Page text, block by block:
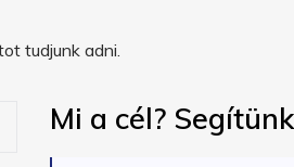
tudjunk adni.
Mi a cél?